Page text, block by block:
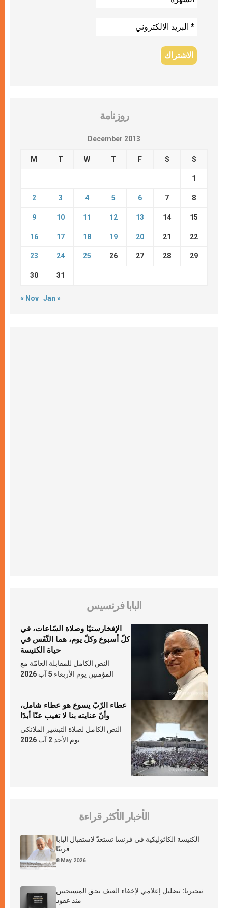
روزنامة
December 2013
M T W T F S S
1
2 3 4 5 6 7 8
9 10 11 12 13 14 15
16 17 18 19 20 21 22
23 24 25 26 27 28 29
30 31
« Nov Jan »
البابا فرنسيس
الإفخارستيّا وصلاة السّاعات، في
كلّ أسبوع وكلّ يوم، هما النَّفَس في
حياة الكنيسة
النص الكامل للمقابلة العامّة مع
المؤمنين يوم الأربعاء 5 آب 2026
عطاء الرّبّ يسوع هو عطاء شامل،
وأنّ عنايته بنا لا تغيب عنّا أبدًا
النص الكامل لصلاة التبشير الملائكي
يوم الأحد 2 آب 2026
الأخبار الأكثر قراءة
الكنيسة الكاثوليكية في فرنسا تستعدّ لاستقبال البابا
قريبًا
8 May 2026
نيجيريا: تضليل إعلامي لإخفاء العنف بحق المسيحيين
منذ عقود